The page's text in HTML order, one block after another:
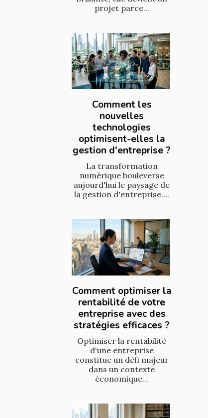
projet parce...
Comment les
nouvelles
technologies
optimisent-elles la
gestion d'entreprise ?
La transformation
numérique bouleverse
aujourd'hui le paysage de
la gestion d'entreprise....
Comment optimiser la
rentabilité de votre
entreprise avec des
stratégies efficaces ?
Optimiser la rentabilité
d'une entreprise
constitue un défi majeur
dans un contexte
économique...